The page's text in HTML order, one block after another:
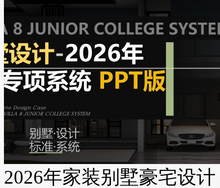
2026年家装别墅豪宅设计